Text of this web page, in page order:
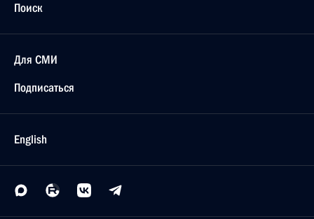
Поиск
Для СМИ
Подписаться
English